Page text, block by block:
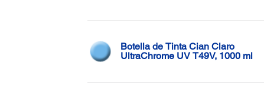
Botella de Tinta Cian Claro
UltraChrome UV T49V, 1000 ml